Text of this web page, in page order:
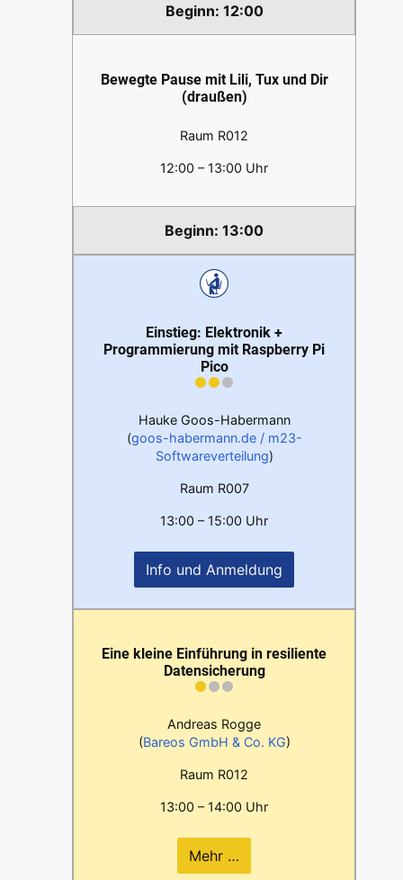
12:00
Bewegte Pause mit Lili, Tux und Dir
(draußen)
Raum R012
12:00 – 13:00 Uhr
13:00
Einstieg: Elektronik +
Programmierung mit Raspberry Pi
Pico
Hauke Goos-Habermann
(goos-habermann.de / m23-
Softwareverteilung)
Raum R007
13:00 – 15:00 Uhr
Info und Anmeldung
Eine kleine Einführung in resiliente
Datensicherung
Andreas Rogge
(Bareos GmbH & Co. KG)
Raum R012
13:00 – 14:00 Uhr
Mehr …